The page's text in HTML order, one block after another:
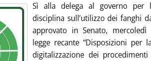
Sì alla delega al governo per
disciplina sull’utilizzo dei fanghi
approvato in Senato,
legge recante “Disposizioni per
digitalizzazione dei